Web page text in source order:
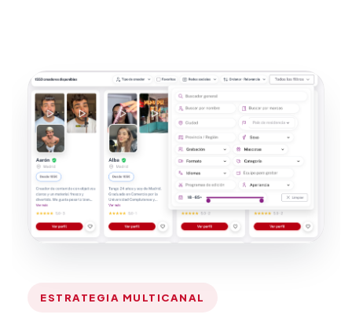
ESTRATEGIA MULTICANAL